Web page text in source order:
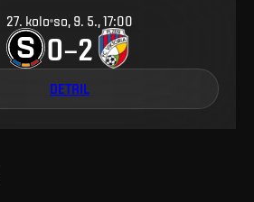
27. kolo so, 9. 5., 17:00
0–2
DETAIL